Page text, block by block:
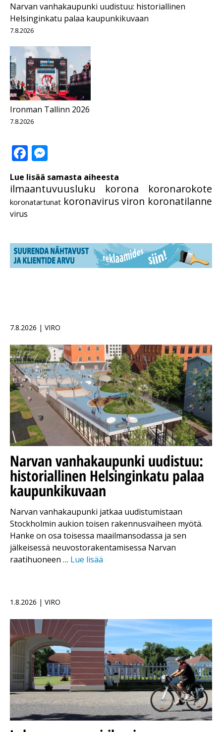
Narvan vanhakaupunki uudistuu: historiallinen
Helsinginkatu palaa kaupunkikuvaan
7.8.2026
Ironman Tallinn 2026
7.8.2026
Facebook
Lue lisää samasta aiheesta
ilmaantuvuusluku korona koronarokote
koronatartunat koronavirusviron koronatilanne
virus
7.8.2026 | VIRO
Narvan vanhakaupunki uudistuu:
historiallinen Helsinginkatu palaa
kaupunkikuvaan
Narvan vanhakaupunki jatkaa uudistumistaan
Stockholmin aukion toisen rakennusvaiheen myötä.
Hanke on osa toisessa maailmansodassa ja sen
jälkeisessä neuvostorakentamisessa Narvan
raatihuoneen … Lue lisää
1.8.2026 | VIRO